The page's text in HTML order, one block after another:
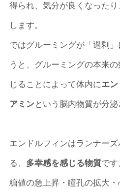
得られ、気分が良くなった
します。
ではグルーミングが「過剰
うと、グルーミングの本来
じることによって体内にエ
アミンという脳内物質が分泌
エンドルフィンはランナー
る、 多幸感を感じる物質で
糖値の急上昇・瞳孔の拡大